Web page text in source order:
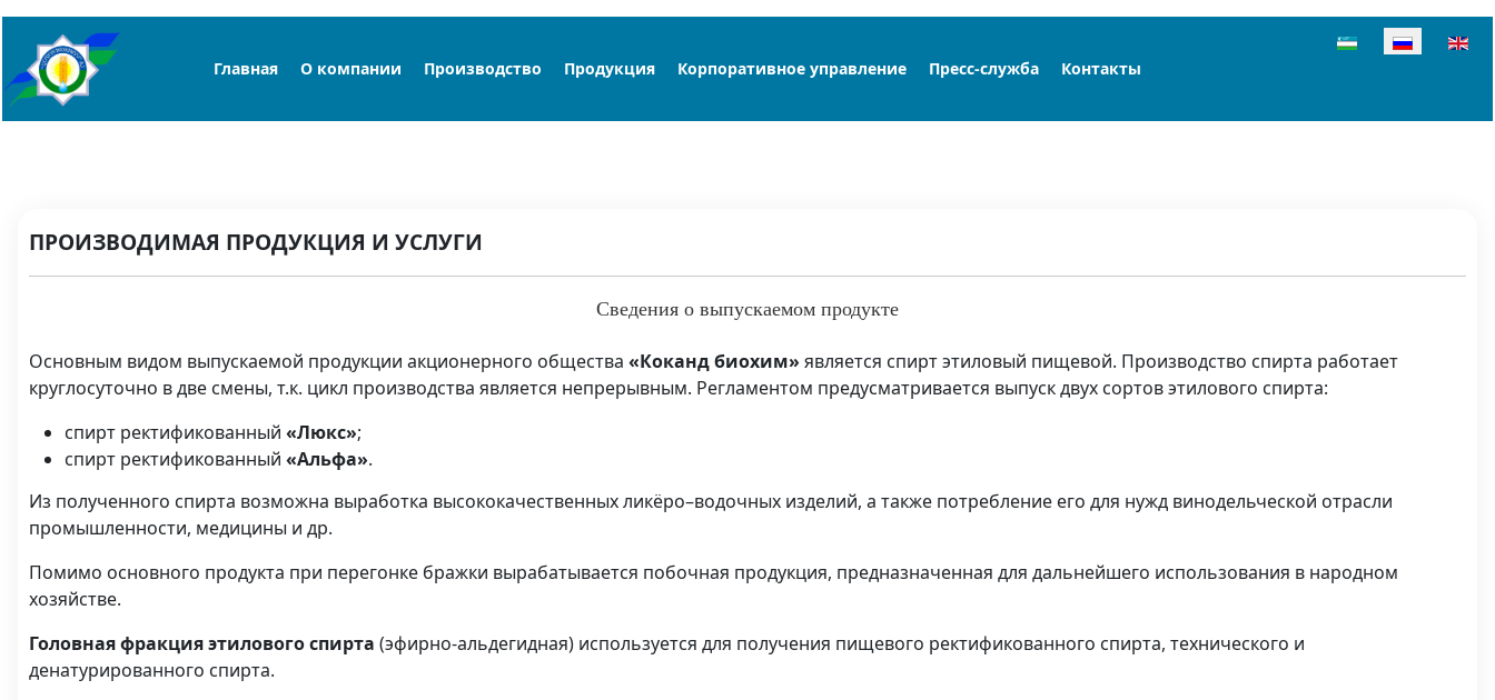
Главная О компании Производство Продукция Корпоративное управление Пресс-служба Контакты
Выберите язык
ПРОИЗВОДИМАЯ ПРОДУКЦИЯ И УСЛУГИ
Сведения о выпускаемом продукте
Основным видом выпускаемой продукции акционерного общества «Коканд биохим» является спирт этиловый пищевой. Производство спирта работает
круглосуточно в две смены, т.к. цикл производства является непрерывным. Регламентом предусматривается выпуск двух сортов этилового спирта:
спирт ректификованный «Люкс»;
спирт ректификованный «Альфа».
Из полученного спирта возможна выработка высококачественных ликёро–водочных изделий, а также потребление его для нужд винодельческой отрасли
промышленности, медицины и др.
Помимо основного продукта при перегонке бражки вырабатывается побочная продукция, предназначенная для дальнейшего использования в народном
хозяйстве.
Головная фракция этилового спирта (эфирно-альдегидная) используется для получения пищевого ректификованного спирта, технического и
денатурированного спирта.